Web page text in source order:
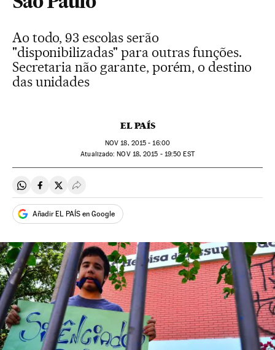
Ao todo, 93 escolas serão
"disponibilizadas" para outras funções.
Secretaria não garante, porém, o destino
das unidades
EL PAÍS
NOV 18, 2015 - 16:00
atualizado: NOV18, 2015 - 19:50 EST
Compartir en Whatsapp
Compartir en Facebook
Compartir en Twitter
Desplegar Redes Sociales
Añadir EL PAÍS en Google